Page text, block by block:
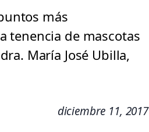
más
tenencia de mascotas
María José Ubilla,
diciembre 11, 2017